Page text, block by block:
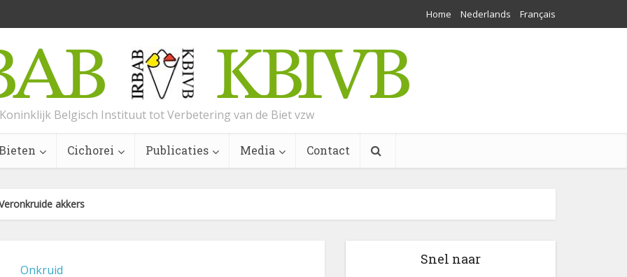
Home Nederlands Français
Koninklijk Belgisch Instituut tot Verbetering van de Biet vzw
Cichorei Publicaties Media Contact
akkers
Onkruid
Snel naar